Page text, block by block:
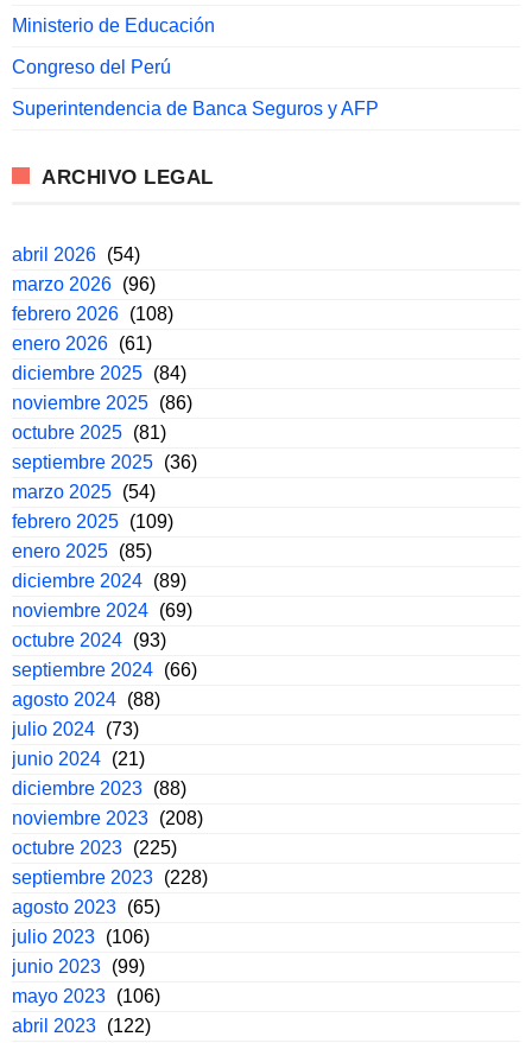
Ministerio de Educación
Congreso del Perú
Superintendencia de Banca Seguros y AFP
ARCHIVO LEGAL
abril 2026 (54)
marzo 2026 (96)
febrero 2026 (108)
enero 2026 (61)
diciembre 2025 (84)
noviembre 2025 (86)
octubre 2025 (81)
septiembre 2025 (36)
marzo 2025 (54)
febrero 2025 (109)
enero 2025 (85)
diciembre 2024 (89)
noviembre 2024 (69)
octubre 2024 (93)
septiembre 2024 (66)
agosto 2024 (88)
julio 2024 (73)
junio 2024 (21)
diciembre 2023 (88)
noviembre 2023 (208)
octubre 2023 (225)
septiembre 2023 (228)
agosto 2023 (65)
julio 2023 (106)
junio 2023 (99)
mayo 2023 (106)
abril 2023 (122)